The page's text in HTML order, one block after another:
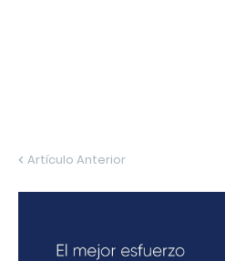
Artículo Anterior